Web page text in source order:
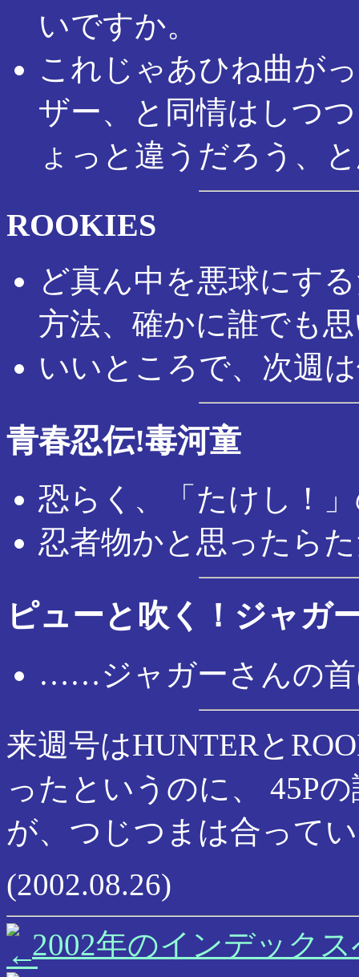
いですか。
これじゃあひね曲が
ザー、と同情はしつ
ょっと違うだろう、
ROOKIES
ど真ん中を悪球にす
方法、確かに誰でも
いいところで、次週
青春忍伝!毒河童
恐らく、「たけし！
忍者物かと思ったら
ピューと吹く！ジャガ
……ジャガーさんの首
来週号はHUNTERと
ったというのに、 45P
が、つじつまは合って
(2002.08.26)
2002年のインデック